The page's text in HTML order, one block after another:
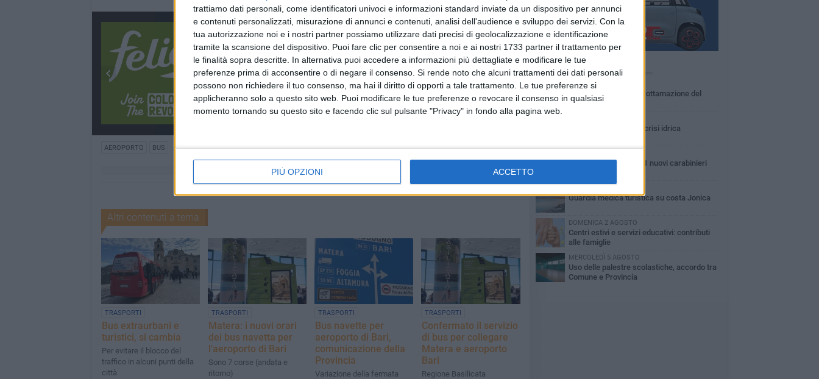
trattiamo dati personali, come identificatori univoci e informazioni standard inviate da un dispositivo per annunci
e contenuti personalizzati, misurazione di annunci e contenuti, analisi dell'audience e sviluppo dei servizi. Con la
tua autorizzazione noi e i nostri partner possiamo utilizzare dati precisi di geolocalizzazione e identificazione
tramite la scansione del dispositivo. Puoi fare clic per consentire a noi e ai nostri 1733 partner il trattamento per
le finalità sopra descritte. In alternativa puoi accedere a informazioni più dettagliate e modificare le tue
preferenze prima di acconsentire o di negare il consenso. Si rende noto che alcuni trattamenti dei dati personali
possono non richiedere il tuo consenso, ma hai il diritto di opporti a tale trattamento. Le tue preferenze si
applicheranno solo a questo sito web. Puoi modificare le tue preferenze o revocare il consenso in qualsiasi
momento tornando su questo sito e facendo clic sul pulsante "Privacy" in fondo alla pagina web.
PIÙ OPZIONI ACCETTO
AEROPORTO BUS
Altri contenuti a tema
TRASPORTI
Bus extraurbani e
turistici, si cambia
Per evitare il blocco del
traffico in alcuni punti della
città
TRASPORTI
Matera: i nuovi orari
dei bus navetta per
l'aeroporto di Bari
Sono 7 corse (andata e
ritorno)
TRASPORTI
Bus navette per
aeroporto di Bari,
comunicazione della
Provincia
Variazione della fermata
TRASPORTI
Confermato il servizio
di bus per collegare
Matera e aeroporto
Bari
Regione Basilicata
PIÙ LETTI QUESTA SETTIMANA
MARTEDÌ 4 AGOSTO
Basilicata: approvata rottamazione del
bollo auto
Basilicata: passata la crisi idrica
In Basilicata arrivati 61 nuovi carabinieri
Guardia medica turistica su costa Jonica
DOMENICA 2 AGOSTO
Centri estivi e servizi educativi: contributi
alle famiglie
MERCOLEDÌ 5 AGOSTO
Uso delle palestre scolastiche, accordo tra
Comune e Provincia